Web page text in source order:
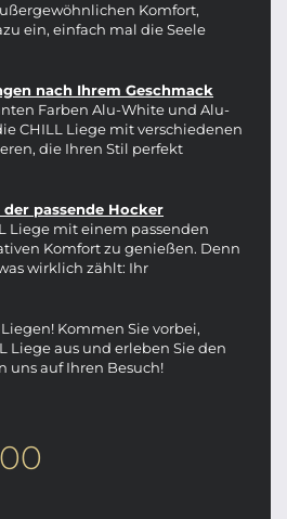
Komfort,
ein, einfach mal die Seele
nach Ihrem Geschmack
Farben Alu-White und Alu-
CHILL Liege mit verschiedenen
die Ihren Stil perfekt
passende Hocker
Liege mit einem passenden
Komfort zu genießen. Denn
wirklich zählt: Ihr
Kommen Sie vorbei,
Liege aus und erleben Sie den
uns auf Ihren Besuch!